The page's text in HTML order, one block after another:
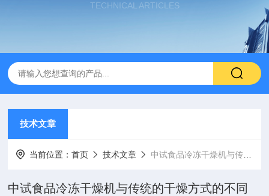
TECHNICAL ARTICLES
技术文章
当前位置：首页 技术文章 中试食品冷冻干燥机与传统的干燥方式的不同
中试食品冷冻干燥机与传统的干燥方式的不同